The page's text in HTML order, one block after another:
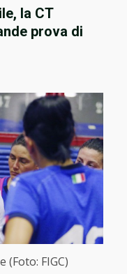
la CT
prova di
(Foto: FIGC)